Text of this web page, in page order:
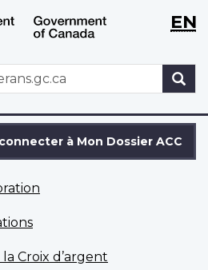
Aller
au
principal
Passer
à
version
HTML
simplifiée
WxT
WxTEN
à Mon Dossier ACC
Croix d’argent